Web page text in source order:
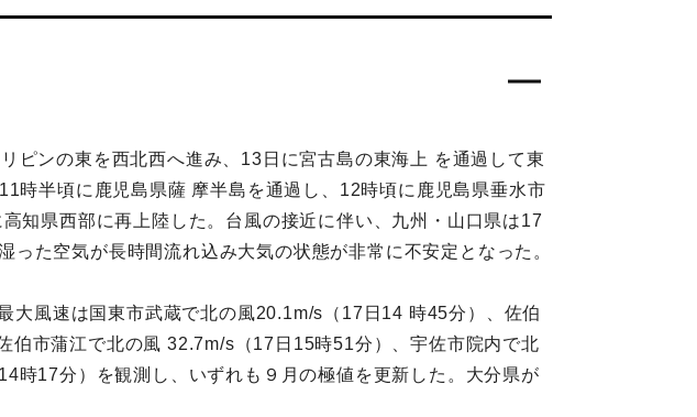
ピンの東を西北西へ進み、13日に宮古島の東海上 を通過して東
時半頃に鹿児島県薩 摩半島を通過し、12時頃に鹿児島県垂水市
知県西部に再上陸した。台風の接近に伴い、九州・山口県は17
た空気が長時間流れ込み大気の状態が非常に不安定となった。
大風速は国東市武蔵で北の風20.1m/s（17日14 時45分）、佐伯
市蒲江で北の風 32.7m/s（17日15時51分）、宇佐市院内で北
17分）を観測し、いずれも９月の極値を更新した。大分県が